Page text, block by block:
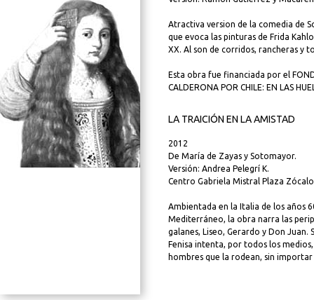
Atractiva version de la comedia de
que evoca las pinturas de Frida
XX. Al son de corridos, rancheras y
Esta obra fue financiada por el
CALDERONA POR CHILE: EN LAS
LA TRAICIÓN EN LA AMISTAD
2012
De María de Zayas y Sotomayor.
Versión: Andrea Pelegrí K.
Centro Gabriela Mistral Plaza
Ambientada en la Italia de los años
Mediterráneo, la obra narra las
galanes, Liseo, Gerardo y Don
Fenisa intenta, por todos los
hombres que la rodean, sin importar